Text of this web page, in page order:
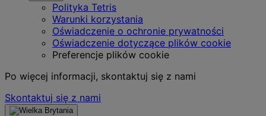
Polityka Tetris
Warunki korzystania
Oświadczenie o ochronie prywatności
Oświadczenie dotyczące plików cookie
Preferencje plików cookie
Po więcej informacji, skontaktuj się z nami
Skontaktuj się z nami